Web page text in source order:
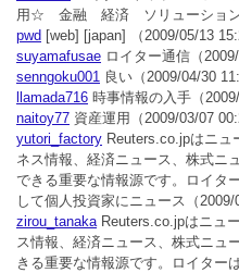
用☆ 金融 経済 ソリューショ
pwd [web] [japan]
（2009/05/13
suyamafusae ロイター通信 （
senngoku001 良い （2009/04/30
llamada716 時事情報の入手 （
naitoy77 資産運用
（2009/03/07
yutori_factory Reuters.co.jpはニュ
ネス情報、経済ニュース、株式ニ
できる重要な情報源です。ロイタ
して個人投資家にニュース （
zirou_tanakaReuters.co.jpはニュ
ス情報、経済ニュース、株式ニュ
きる重要な情報源です。ロイター